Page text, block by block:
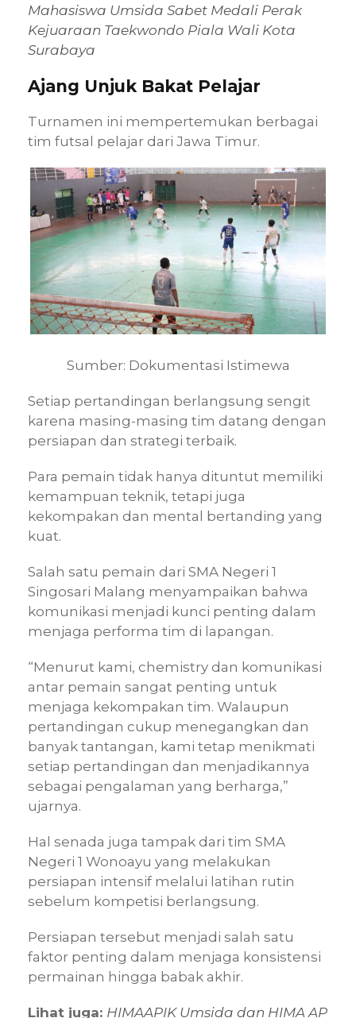
Mahasiswa Umsida Sabet Medali Perak
Kejuaraan Taekwondo Piala Wali Kota
Surabaya
Ajang Unjuk Bakat Pelajar
Turnamen ini mempertemukan berbagai
tim futsal pelajar dari Jawa Timur.
Sumber: Dokumentasi Istimewa
Setiap pertandingan berlangsung sengit
karena masing-masing tim datang dengan
persiapan dan strategi terbaik.
Para pemain tidak hanya dituntut memiliki
kemampuan teknik, tetapi juga
kekompakan dan mental bertanding yang
kuat.
Salah satu pemain dari SMA Negeri 1
Singosari Malang menyampaikan bahwa
komunikasi menjadi kunci penting dalam
menjaga performa tim di lapangan.
“Menurut kami, chemistry dan komunikasi
antar pemain sangat penting untuk
menjaga kekompakan tim. Walaupun
pertandingan cukup menegangkan dan
banyak tantangan, kami tetap menikmati
setiap pertandingan dan menjadikannya
sebagai pengalaman yang berharga,”
ujarnya.
Hal senada juga tampak dari tim SMA
Negeri 1 Wonoayu yang melakukan
persiapan intensif melalui latihan rutin
sebelum kompetisi berlangsung.
Persiapan tersebut menjadi salah satu
faktor penting dalam menjaga konsistensi
permainan hingga babak akhir.
Lihat juga: HIMAAPIK Umsida dan HIMA AP